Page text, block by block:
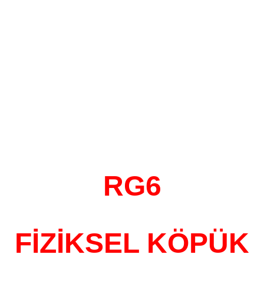
RG6
FİZİKSEL KÖPÜK